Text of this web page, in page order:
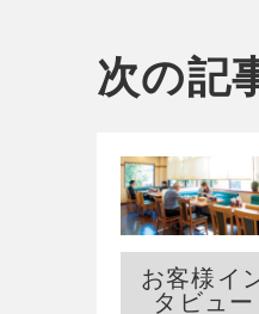
次の記
お客様イ
タビュー